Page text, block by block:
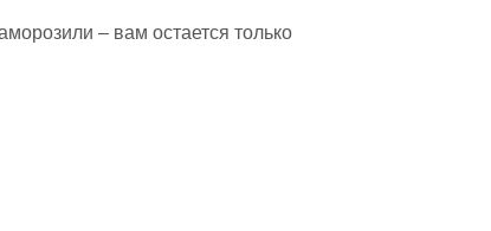
– вам остается только